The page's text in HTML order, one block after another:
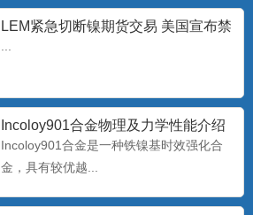
LEM紧急切断镍期货交易 美国宣布禁
Incoloy901合金物理及力学性能介绍
Incoloy901合金是一种铁镍基时效强化合
金，具有较优越...
276毛
Hastelloy C-276 对氧化性和中等还原性腐
蚀有较...
批发Monel400铜镍合金管 蒙乃尔
N04400耐腐蚀合
Monel400是一种用量最大、用途最广、综
合性能好的耐蚀合...